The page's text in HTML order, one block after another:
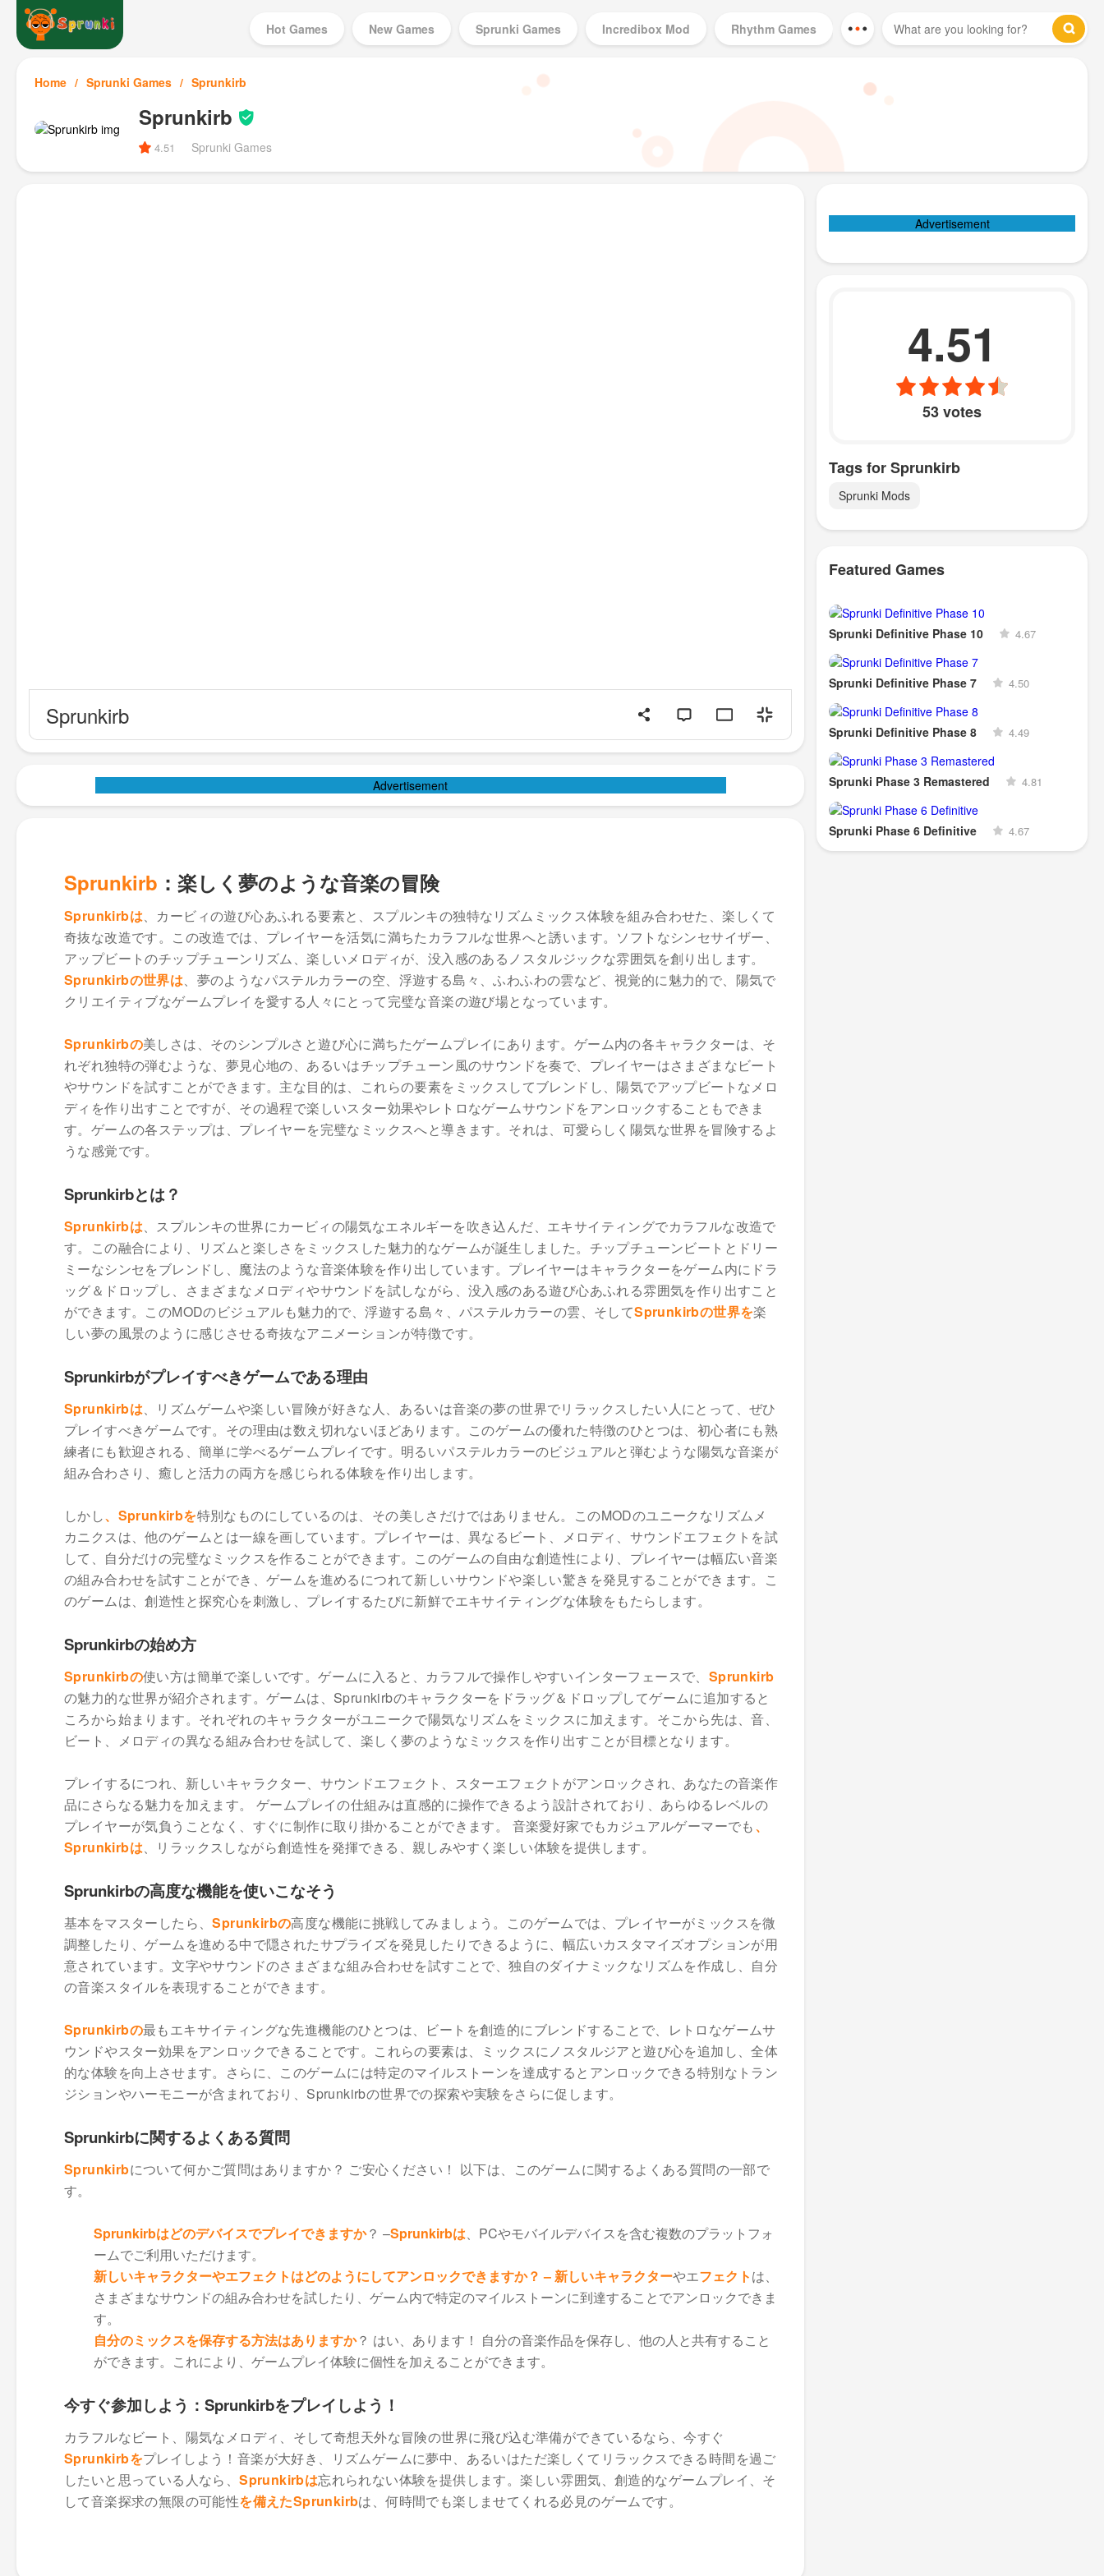
Hot Games New Games Sprunki Games Incredibox Mod Rhythm Games
Home Sprunki Games Sprunkirb
Sprunkirb
4.51 Sprunki Games
Sprunkirb
Advertisement
Sprunkirb ：楽しく夢のような音楽の冒険
Sprunkirbは、カービィの遊び心あふれる要素と、スプルンキの独特なリズムミックス体験を組み合わせた、楽しくて
奇抜な改造です。この改造では、プレイヤーを活気に満ちたカラフルな世界へと誘います。ソフトなシンセサイザー、
アップビートのチップチューンリズム、楽しいメロディが、没入感のあるノスタルジックな雰囲気を創り出します。
Sprunkirbの世界は、夢のようなパステルカラーの空、浮遊する島々、ふわふわの雲など、視覚的に魅力的で、陽気で
クリエイティブなゲームプレイを愛する人々にとって完璧な音楽の遊び場となっています。
Sprunkirbの美しさは、そのシンプルさと遊び心に満ちたゲームプレイにあります。ゲーム内の各キャラクターは、そ
れぞれ独特の弾むような、夢見心地の、あるいはチップチューン風のサウンドを奏で、プレイヤーはさまざまなビート
やサウンドを試すことができます。主な目的は、これらの要素をミックスしてブレンドし、陽気でアップビートなメロ
ディを作り出すことですが、その過程で楽しいスター効果やレトロなゲームサウンドをアンロックすることもできま
す。ゲームの各ステップは、プレイヤーを完璧なミックスへと導きます。それは、可愛らしく陽気な世界を冒険するよ
うな感覚です。
Sprunkirbとは？
Sprunkirbは、スプルンキの世界にカービィの陽気なエネルギーを吹き込んだ、エキサイティングでカラフルな改造で
す。この融合により、リズムと楽しさをミックスした魅力的なゲームが誕生しました。チップチューンビートとドリー
ミーなシンセをブレンドし、魔法のような音楽体験を作り出しています。プレイヤーはキャラクターをゲーム内にドラ
ッグ＆ドロップし、さまざまなメロディやサウンドを試しながら、没入感のある遊び心あふれる雰囲気を作り出すこと
ができます。このMODのビジュアルも魅力的で、浮遊する島々、パステルカラーの雲、そしてSprunkirbの世界を楽
しい夢の風景のように感じさせる奇抜なアニメーションが特徴です。
Sprunkirbがプレイすべきゲームである理由
Sprunkirbは、リズムゲームや楽しい冒険が好きな人、あるいは音楽の夢の世界でリラックスしたい人にとって、ぜひ
プレイすべきゲームです。その理由は数え切れないほどあります。このゲームの優れた特徴のひとつは、初心者にも熟
練者にも歓迎される、簡単に学べるゲームプレイです。明るいパステルカラーのビジュアルと弾むような陽気な音楽が
組み合わさり、癒しと活力の両方を感じられる体験を作り出します。
しかし、Sprunkirbを特別なものにしているのは、その美しさだけではありません。このMODのユニークなリズムメ
カニクスは、他のゲームとは一線を画しています。プレイヤーは、異なるビート、メロディ、サウンドエフェクトを試
して、自分だけの完璧なミックスを作ることができます。このゲームの自由な創造性により、プレイヤーは幅広い音楽
の組み合わせを試すことができ、ゲームを進めるにつれて新しいサウンドや楽しい驚きを発見することができます。こ
のゲームは、創造性と探究心を刺激し、プレイするたびに新鮮でエキサイティングな体験をもたらします。
Sprunkirbの始め方
Sprunkirbの使い方は簡単で楽しいです。ゲームに入ると、カラフルで操作しやすいインターフェースで、 Sprunkirb
の魅力的な世界が紹介されます。ゲームは、Sprunkirbのキャラクターをドラッグ＆ドロップしてゲームに追加すると
ころから始まります。それぞれのキャラクターがユニークで陽気なリズムをミックスに加えます。そこから先は、音、
ビート、メロディの異なる組み合わせを試して、楽しく夢のようなミックスを作り出すことが目標となります。
プレイするにつれ、新しいキャラクター、サウンドエフェクト、スターエフェクトがアンロックされ、あなたの音楽作
品にさらなる魅力を加えます。 ゲームプレイの仕組みは直感的に操作できるよう設計されており、あらゆるレベルの
プレイヤーが気負うことなく、すぐに制作に取り掛かることができます。 音楽愛好家でもカジュアルゲーマーでも、
Sprunkirbは、リラックスしながら創造性を発揮できる、親しみやすく楽しい体験を提供します。
Sprunkirbの高度な機能を使いこなそう
基本をマスターしたら、Sprunkirbの高度な機能に挑戦してみましょう。このゲームでは、プレイヤーがミックスを微
調整したり、ゲームを進める中で隠されたサプライズを発見したりできるように、幅広いカスタマイズオプションが用
意されています。文字やサウンドのさまざまな組み合わせを試すことで、独自のダイナミックなリズムを作成し、自分
の音楽スタイルを表現することができます。
Sprunkirbの最もエキサイティングな先進機能のひとつは、ビートを創造的にブレンドすることで、レトロなゲームサ
ウンドやスター効果をアンロックできることです。これらの要素は、ミックスにノスタルジアと遊び心を追加し、全体
的な体験を向上させます。さらに、このゲームには特定のマイルストーンを達成するとアンロックできる特別なトラン
ジションやハーモニーが含まれており、Sprunkirbの世界での探索や実験をさらに促します。
Sprunkirbに関するよくある質問
Sprunkirbについて何かご質問はありますか？ ご安心ください！ 以下は、このゲームに関するよくある質問の一部で
す。
Sprunkirbはどのデバイスでプレイできますか？ –Sprunkirbは、PCやモバイルデバイスを含む複数のプラットフォ
ームでご利用いただけます。
新しいキャラクターやエフェクトはどのようにしてアンロックできますか？ – 新しいキャラクターやエフェクトは、
さまざまなサウンドの組み合わせを試したり、ゲーム内で特定のマイルストーンに到達することでアンロックできま
す。
自分のミックスを保存する方法はありますか？ はい、あります！ 自分の音楽作品を保存し、他の人と共有すること
ができます。これにより、ゲームプレイ体験に個性を加えることができます。
今すぐ参加しよう：Sprunkirbをプレイしよう！
カラフルなビート、陽気なメロディ、そして奇想天外な冒険の世界に飛び込む準備ができているなら、今すぐ
Sprunkirbをプレイしよう！音楽が大好き、リズムゲームに夢中、あるいはただ楽しくてリラックスできる時間を過ご
したいと思っている人なら、Sprunkirbは忘れられない体験を提供します。楽しい雰囲気、創造的なゲームプレイ、そ
して音楽探求の無限の可能性を備えたSprunkirbは、何時間でも楽しませてくれる必見のゲームです。
Advertisement
4.51
53 votes
Tags for Sprunkirb
Sprunki Mods
Featured Games
Sprunki Definitive Phase 10 4.67
Sprunki Definitive Phase 7 4.50
Sprunki Definitive Phase 8 4.49
Sprunki Phase 3 Remastered 4.81
Sprunki Phase 6 Definitive 4.67